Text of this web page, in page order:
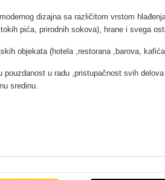
dizajna sa različitom vrstom
pića, prirodnih sokova), hrane i svega
objekata (hotela ,restorana ,barova,
u radu ,pristupačnost svih
sredinu.